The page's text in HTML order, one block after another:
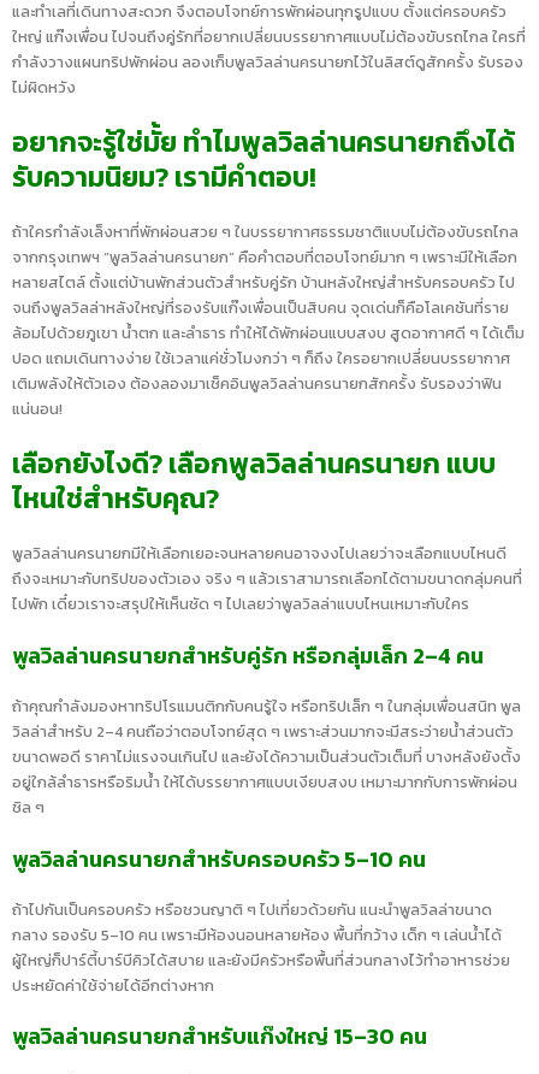
และทำเลที่เดินทางสะดวก จึงตอบโจทย์การพักผ่อนทุกรูปแบบ ตั้งแต่ครอบครัว
ใหญ่ แก๊งเพื่อน ไปจนถึงคู่รักที่อยากเปลี่ยนบรรยากาศแบบไม่ต้องขับรถไกล ใครที่
กำลังวางแผนทริปพักผ่อน ลองเก็บพูลวิลล่านครนายกไว้ในลิสต์ดูสักครั้ง รับรอง
ไม่ผิดหวัง
อยากจะรู้ใช่มั้ย ทำไมพูลวิลล่านครนายกถึงได้
รับความนิยม? เรามีคำตอบ!
ถ้าใครกำลังเล็งหาที่พักผ่อนสวย ๆ ในบรรยากาศธรรมชาติแบบไม่ต้องขับรถไกล
จากกรุงเทพฯ “พูลวิลล่านครนายก” คือคำตอบที่ตอบโจทย์มาก ๆ เพราะมีให้เลือก
หลายสไตล์ ตั้งแต่บ้านพักส่วนตัวสำหรับคู่รัก บ้านหลังใหญ่สำหรับครอบครัว ไป
จนถึงพูลวิลล่าหลังใหญ่ที่รองรับแก๊งเพื่อนเป็นสิบคน จุดเด่นก็คือโลเคชันที่ราย
ล้อมไปด้วยภูเขา น้ำตก และลำธาร ทำให้ได้พักผ่อนแบบสงบ สูดอากาศดี ๆ ได้เต็ม
ปอด แถมเดินทางง่าย ใช้เวลาแค่ชั่วโมงกว่า ๆ ก็ถึง ใครอยากเปลี่ยนบรรยากาศ
เติมพลังให้ตัวเอง ต้องลองมาเช็คอินพูลวิลล่านครนายกสักครั้ง รับรองว่าฟิน
แน่นอน!
เลือกยังไงดี? เลือกพูลวิลล่านครนายก แบบ
ไหนใช่สำหรับคุณ?
พูลวิลล่านครนายกมีให้เลือกเยอะจนหลายคนอาจงงไปเลยว่าจะเลือกแบบไหนดี
ถึงจะเหมาะกับทริปของตัวเอง จริง ๆ แล้วเราสามารถเลือกได้ตามขนาดกลุ่มคนที่
ไปพัก เดี๋ยวเราจะสรุปให้เห็นชัด ๆ ไปเลยว่าพูลวิลล่าแบบไหนเหมาะกับใคร
พูลวิลล่านครนายกสำหรับคู่รัก หรือกลุ่มเล็ก 2–4 คน
ถ้าคุณกำลังมองหาทริปโรแมนติกกับคนรู้ใจ หรือทริปเล็ก ๆ ในกลุ่มเพื่อนสนิท พูล
วิลล่าสำหรับ 2–4 คนถือว่าตอบโจทย์สุด ๆ เพราะส่วนมากจะมีสระว่ายน้ำส่วนตัว
ขนาดพอดี ราคาไม่แรงจนเกินไป และยังได้ความเป็นส่วนตัวเต็มที่ บางหลังยังตั้ง
อยู่ใกล้ลำธารหรือริมน้ำ ให้ได้บรรยากาศแบบเงียบสงบ เหมาะมากกับการพักผ่อน
ชิล ๆ
พูลวิลล่านครนายกสำหรับครอบครัว 5–10 คน
ถ้าไปกันเป็นครอบครัว หรือชวนญาติ ๆ ไปเที่ยวด้วยกัน แนะนำพูลวิลล่าขนาด
กลาง รองรับ 5–10 คน เพราะมีห้องนอนหลายห้อง พื้นที่กว้าง เด็ก ๆ เล่นน้ำได้
ผู้ใหญ่ก็ปาร์ตี้บาร์บีคิวได้สบาย และยังมีครัวหรือพื้นที่ส่วนกลางไว้ทำอาหารช่วย
ประหยัดค่าใช้จ่ายได้อีกต่างหาก
พูลวิลล่านครนายกสำหรับแก๊งใหญ่ 15–30 คน